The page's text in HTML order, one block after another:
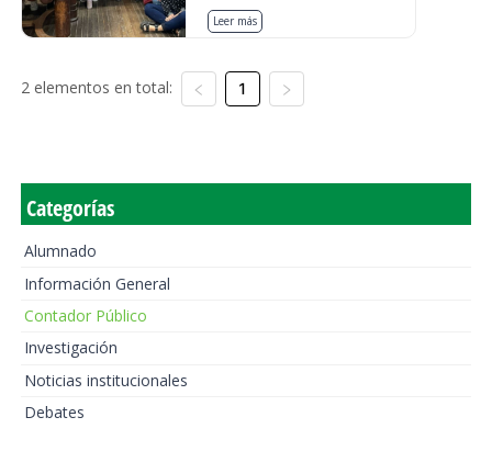
Leer más
2 elementos en total: 1
Categorías
Alumnado
Información General
Contador Público
Investigación
Noticias institucionales
Debates